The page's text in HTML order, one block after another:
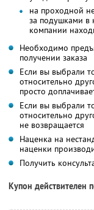
на проходной
за подушками в
компании
Необходимо
получении заказа
Если вы выбрали
относительно
просто
Если вы выбрали
относительно
не возвращается
Наценка на
наценки
Получить
Купон действителен